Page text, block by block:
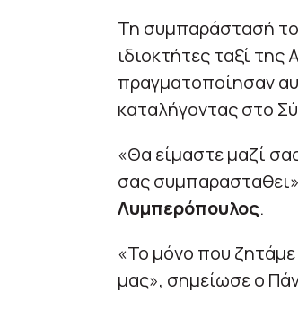
Τη συμπαράστασή
ιδιοκτήτες ταξί της
πραγματοποίησαν
καταλήγοντας στο
«Θα είμαστε μαζί
σας
Λυμπερόπουλος.
«Το μόνο που ζητάμε
μας», σημείωσε ο